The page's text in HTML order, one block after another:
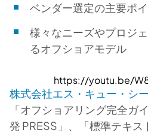
ベンダー選定の主要ポ
様々なニーズやプロジ
るオフショアモデル
https://youtu.be/
株式会社エス・キュー・シー
「オフショアリング完全ガ
発 PRESS」、「標準テキス